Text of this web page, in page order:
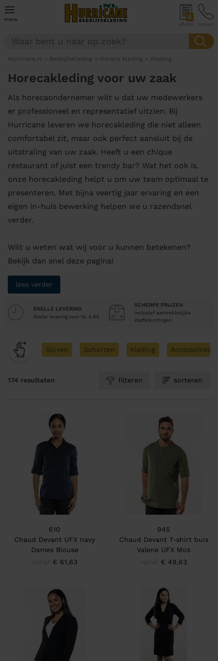
menu 0
offerte contact
Hurricane.nl > Bedrijfskleding > Horeca kleding > Kleding
Horecakleding voor uw zaak
Als horecaondernemer wilt u dat uw medewerkers
er professioneel en representatief uitzien. Bij
Hurricane leveren we horecakleding die niet alleen
comfortabel zit, maar ook perfect aansluit bij de
uitstraling van uw zaak. Heeft u een chique
restaurant of juist een trendy bar? Wat het ook is,
onze horecakleding helpt u om uw team optimaal te
presenteren. Met bijna veertig jaar ervaring en een
eigen in-huis bewerking helpen we u razendsnel
verder.
Wilt u weten wat wij voor u kunnen betekenen?
Bekijk dan snel deze pagina!
lees verder
SNELLE LEVERING
Snelle levering voor NL & BE
SCHERPE PRIJZEN
Inclusief aantrekkelijke
staffelkortingen
Sloven Schorten Kleding Accessoires
174 resultaten filteren sorteren
610
Chaud Devant UFX navy
Dames Blouse
€ 61,63
945
Chaud Devant T-shirt buis
Valene UFX Mos
€ 49,63